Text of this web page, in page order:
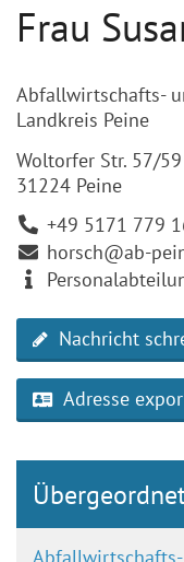
Frau
Abfallwirtschafts-
Landkreis Peine
Woltorfer Str. 57/59
31224 Peine
+49 5171 779
horsch@ab-
Nachricht
Adresse